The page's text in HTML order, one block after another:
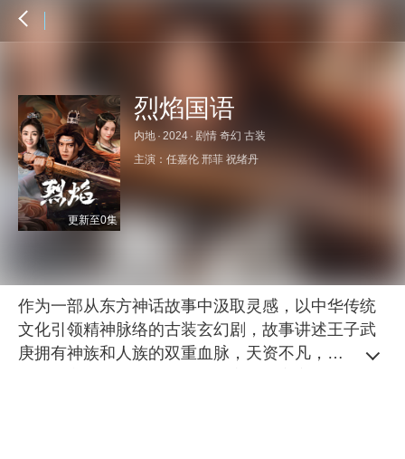
更新至0集
烈焰国语
内地 · 2024 · 剧情 奇幻 古装
主演： 任嘉伦 邢菲 祝绪丹
作为一部从东方神话故事中汲取灵感，以中华传统
文化引领精神脉络的古装玄幻剧，故事讲述王子武
庚拥有神族和人族的双重血脉，天资不凡，桀骜不